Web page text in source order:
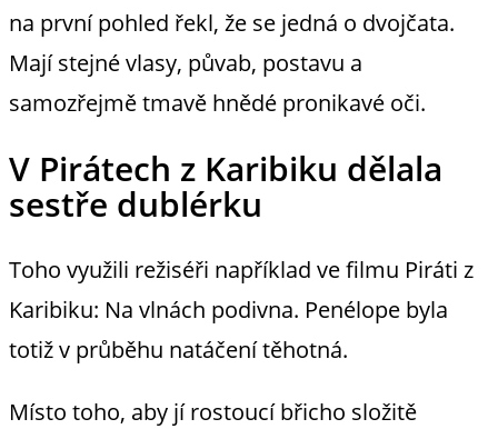
na první pohled řekl, že se jedná o dvojčata.
Mají stejné vlasy, půvab, postavu a
samozřejmě tmavě hnědé pronikavé oči.
V Pirátech z Karibiku dělala
sestře dublérku
Toho využili režiséři například ve filmu Piráti z
Karibiku: Na vlnách podivna. Penélope byla
totiž v průběhu natáčení těhotná.
Místo toho, aby jí rostoucí břicho složitě